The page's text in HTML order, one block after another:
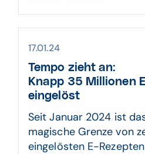
17.01.24
Tempo zieht an:
Knapp 35 Millionen
eingelöst
Seit Januar 2024 ist
magische Grenze von
eingelösten E-